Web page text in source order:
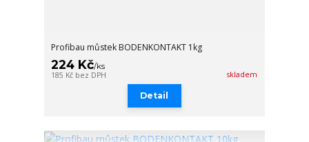
Profibau můstek BODENKONTAKT 1kg
224 Kč/ks
185 Kč bez DPH skladem
Detail